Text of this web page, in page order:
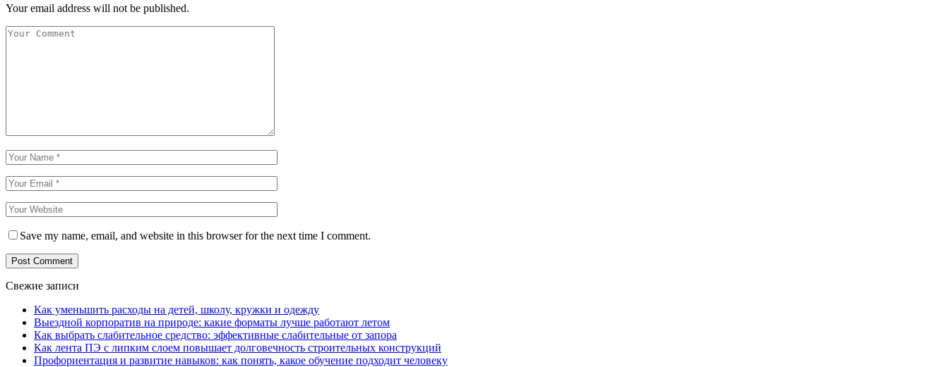
Your email address will not be published.
Save my name, email, and website in this browser for the next time I comment.
Свежие записи
Как уменьшить расходы на детей, школу, кружки и одежду
Выездной корпоратив на природе: какие форматы лучше работают летом
Как выбрать слабительное средство: эффективные слабительные от запора
Как лента ПЭ с липким слоем повышает долговечность строительных конструкций
Профориентация и развитие навыков: как понять, какое обучение подходит человеку